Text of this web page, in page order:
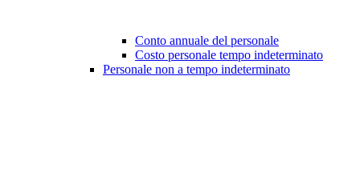
Conto annuale del personale
Costo personale tempo indeterminato
Personale non a tempo indeterminato